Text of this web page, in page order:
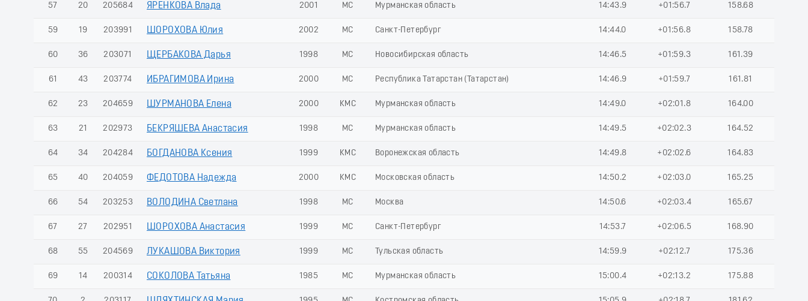
57 20 205684 ЯРЕНКОВА Влада 2001 МС Мурманская область 14:43.9 +01:56.7 158.68
59 19 203991 ШОРОХОВА Юлия 2002 МС Санкт-Петербург 14:44.0 +01:56.8 158.78
60 36 203071 ЩЕРБАКОВА Дарья 1998 МС Новосибирская область 14:46.5 +01:59.3 161.39
61 43 203774 ИБРАГИМОВА Ирина 2000 МС Республика Татарстан (Татарстан) 14:46.9 +01:59.7 161.81
62 23 204659 ШУРМАНОВА Елена 2000 КМС Мурманская область 14:49.0 +02:01.8 164.00
63 21 202973 БЕКРЯШЕВА Анастасия 1998 МС Мурманская область 14:49.5 +02:02.3 164.52
64 34 204284 БОГДАНОВА Ксения 1999 КМС Воронежская область 14:49.8 +02:02.6 164.83
65 40 204059 ФЕДОТОВА Надежда 2000 КМС Московская область 14:50.2 +02:03.0 165.25
66 54 203253 ВОЛОДИНА Светлана 1998 МС Москва 14:50.6 +02:03.4 165.67
67 27 202951 ШОРОХОВА Анастасия 1999 МС Санкт-Петербург 14:53.7 +02:06.5 168.90
68 55 204569 ЛУКАШОВА Виктория 1999 МС Тульская область 14:59.9 +02:12.7 175.36
69 14 200314 СОКОЛОВА Татьяна 1985 МС Мурманская область 15:00.4 +02:13.2 175.88